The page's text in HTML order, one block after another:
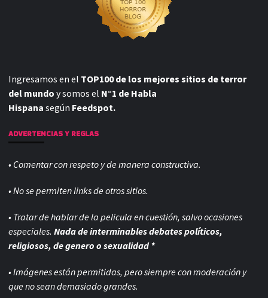
Ingresamos en el TOP100 de los mejores sitios de terror
del mundo y somos el N°1 de Habla
Hispana según Feedspot.
ADVERTENCIAS Y REGLAS
• Comentar con respeto y de manera constructiva.
• No se permiten links de otros sitios.
• Tratar de hablar de la pelicula en cuestión, salvo ocasiones
especiales. Nada de interminables debates políticos,
religiosos, de genero o sexualidad *
• Imágenes están permitidas, pero siempre conmoderación y
que no sean demasiado grandes.